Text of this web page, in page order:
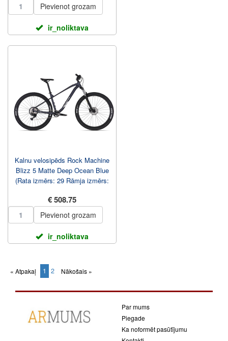
Pievienot grozam
ir_noliktava
Kalnu velosipēds Rock Machine
Blizz 5 Matte Deep Ocean Blue
(Rata izmērs: 29 Rāmja izmērs:
€ 508.75
Pievienot grozam
ir_noliktava
« Atpakaļ 1 (current)
2 Nākošais »
Par mums
Piegade
Ka noformēt pasūtījumu